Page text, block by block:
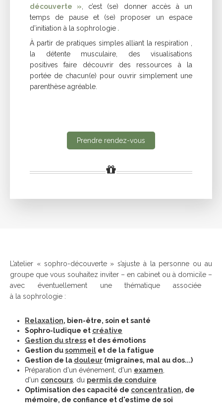
découverte » , c’est (se) donner accès à un
temps de pause et (se) proposer un espace
d’initiation à la sophrologie .
À partir de pratiques simples alliant la respiration ,
la détente musculaire, des visualisations
positives faire découvrir des ressources à la
portée de chacun(e) pour ouvrir simplement une
parenthèse agréable.
Prendre rendez-vous
L’atelier « sophro-découverte » s’ajuste à la personne ou au
groupe que vous souhaitez inviter – en cabinet ou à domicile –
avec éventuellement une thématique associée
à la sophrologie :
Relaxation, bien-être, soin et santé
Sophro-ludique et créative
Gestion du stress et des émotions
Gestion dusommeil et de la fatigue
Gestion de la douleur (migraines, mal au dos...)
Préparation d'un événement, d'un examen
d'un concours , du permis de conduire
Optimisation des capacité de concentration, de
mémoire, de confiance et d'estime de soi